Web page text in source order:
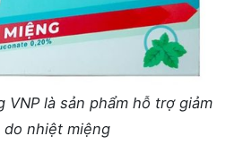
VNP là sản phẩm hỗ trợ giảm
do nhiệt miệng